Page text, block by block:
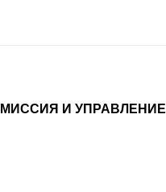
И УПРАВЛЕНИЕ